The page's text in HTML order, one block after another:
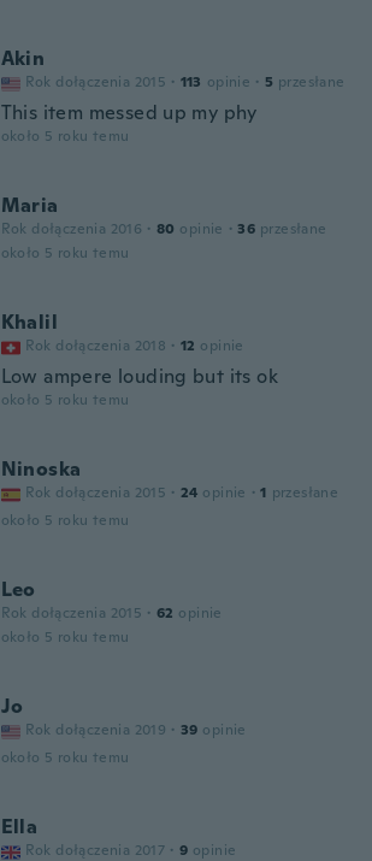
Akin
Rok dołączenia 2015 · 113 opinie · 5 przesłane
This item messed up my phy
około 5 roku temu
Maria
Rok dołączenia 2016 · 80 opinie · 36 przesłane
około 5 roku temu
Khalil
Rok dołączenia 2018 · 12 opinie
Low ampere louding but its ok
około 5 roku temu
Ninoska
Rok dołączenia 2015 · 24 opinie · 1 przesłane
około 5 roku temu
Leo
Rok dołączenia 2015 · 62 opinie
około 5 roku temu
Jo
Rok dołączenia 2019 · 39 opinie
około 5 roku temu
Ella
Rok dołączenia 2017 · 9 opinie